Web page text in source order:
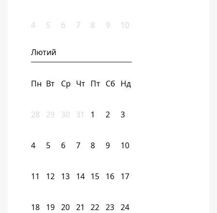
4 5 6 7 8 9 10
Лютий
Пн Вт Ср Чт Пт Сб Нд
28 29 30 31 1 2 3
4 5 6 7 8 9 10
11 12 13 14 15 16 17
18 19 20 21 22 23 24